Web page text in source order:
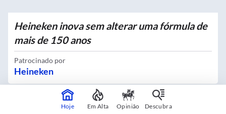
Heineken inova sem alterar uma fórmula de
mais de 150 anos
Patrocinado por
Heineken
Hoje Em Alta Opinião Descubra